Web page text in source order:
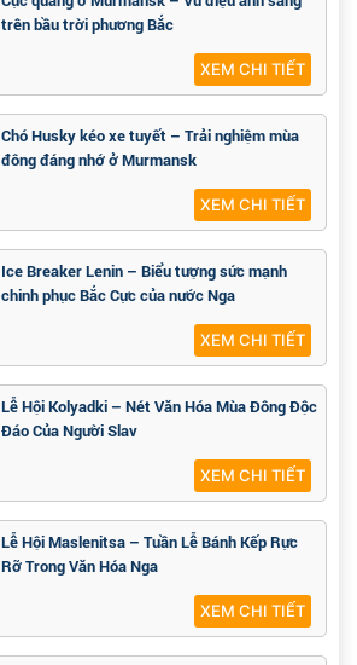
trên bầu trời phương Bắc
XEM CHI TIẾT
Chó Husky kéo xe tuyết – Trải nghiệm mùa
đông đáng nhớ ở Murmansk
XEM CHI TIẾT
Ice Breaker Lenin – Biểu tượng sức mạnh
chinh phục Bắc Cực của nước Nga
XEM CHI TIẾT
Lễ Hội Kolyadki – Nét Văn Hóa Mùa Đông Độc
Đáo Của Người Slav
XEM CHI TIẾT
Lễ Hội Maslenitsa – Tuần Lễ Bánh Kếp Rực
Rỡ Trong Văn Hóa Nga
XEM CHI TIẾT